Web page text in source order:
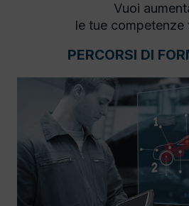
Vuoi
le tue competenze
PERCORSI DI